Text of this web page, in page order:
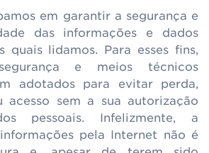
em garantir a segurança e
das informações e dados
quais lidamos. Para esses fins,
e meios técnicos
adotados para evitar perda,
acesso sem a sua autorização
pessoais. Infelizmente, a
pela Internet não é